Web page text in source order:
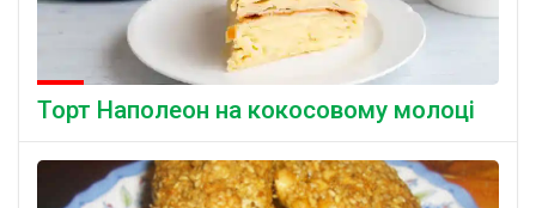
Торт Наполеон на кокосовому молоці